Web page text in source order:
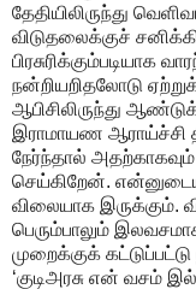
தேதியிலிருந்து
விடுதலைக்குச்
பிரசுரிக்கும்படியாக
நன்றியறிதலோடு
ஆபிசிலிருந்து
இராமாயண ஆராய்ச்சி
நேர்ந்தால்
செய்கிறேன். என்னுடைய
விலையாக இருக்கும்.
பெரும்பாலும்
முறைக்குக்
‘குடிஅரசு என் வசம்